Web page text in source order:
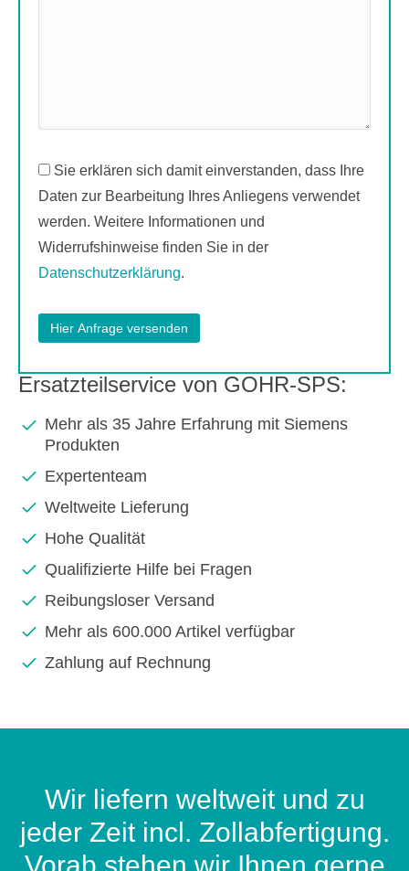
Sie erklären sich damit einverstanden, dass Ihre
Daten zur Bearbeitung Ihres Anliegens verwendet
werden. Weitere Informationen und
Widerrufshinweise finden Sie in der
Datenschutzerklärung.
Ersatzteilservice von GOHR-SPS:
Mehr als 35 Jahre Erfahrung mit Siemens
Produkten
Expertenteam
Weltweite Lieferung
Hohe Qualität
Qualifizierte Hilfe bei Fragen
Reibungsloser Versand
Mehr als 600.000 Artikel verfügbar
Zahlung auf Rechnung
Wir liefern weltweit und zu
jeder Zeit incl. Zollabfertigung.